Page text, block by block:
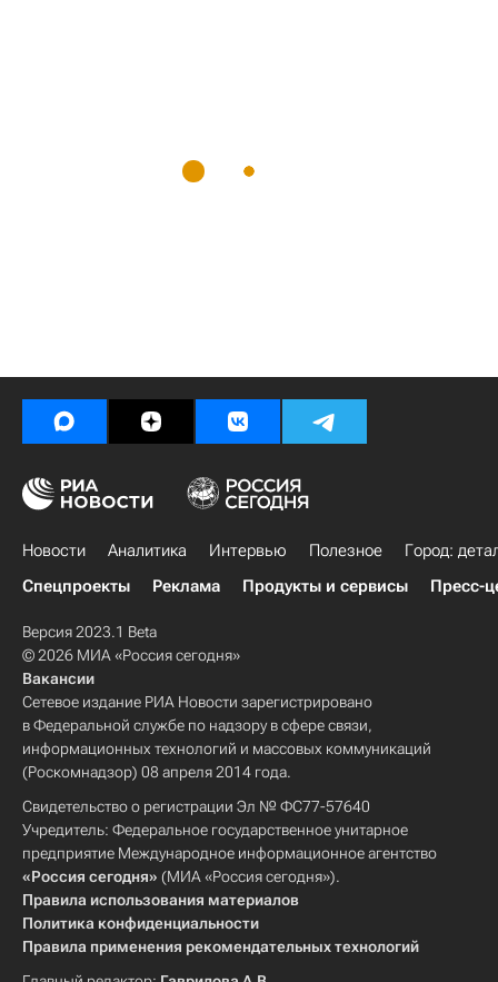
Новости Аналитика Интервью Полезное
Город:
Спецпроекты
Реклама Продукты и сервисы Пресс-
Версия 2023.1 Beta
© 2026 МИА «Россия сегодня»
Вакансии
Сетевое издание РИА Новости зарегистрировано
в Федеральной службе по надзору в сфере связи,
информационных технологий и массовых коммуникаций
(Роскомнадзор) 08 апреля 2014 года.
Свидетельство о регистрации Эл № ФС77-57640
Учредитель: Федеральное государственное унитарное
предприятие Международное информационное агентство
«Россия сегодня» (МИА «Россия сегодня»).
Правила использования материалов
Политика конфиденциальности
Правила применения рекомендательных технологий